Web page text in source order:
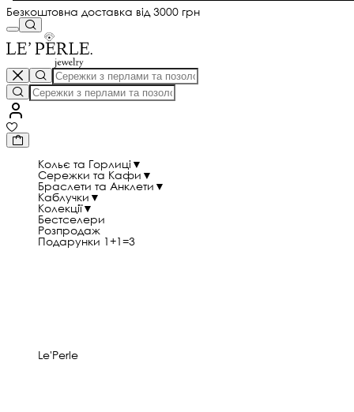
Безкоштовна доставка від 3000 грн
Кольє та Горлиці ▼
Сережки та Кафи ▼
Браслети та Анклети ▼
Каблучки ▼
Колекції▼
Бестселери
Розпродаж
Подарунки 1+1=3
Le'Perle